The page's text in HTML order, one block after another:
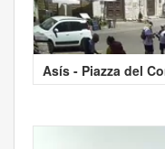
Asís - Piazza del